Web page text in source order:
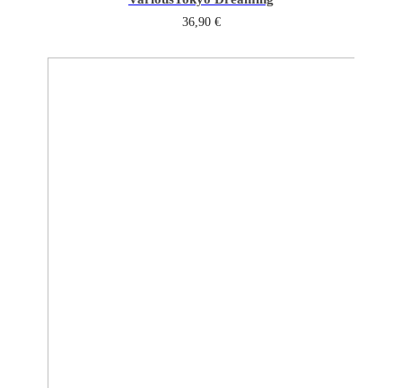
36,90 €